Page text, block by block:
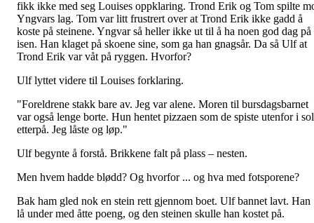
fikk ikke med seg Louises oppklaring. Trond Erik og Tom spilte
Yngvars lag. Tom var litt frustrert over at Trond Erik ikke gadd å
koste på steinene. Yngvar så heller ikke ut til å ha noen god dag på
isen. Han klaget på skoene sine, som ga han gnagsår. Da så Ulf at
Trond Erik var våt på ryggen. Hvorfor?
Ulf lyttet videre til Louises forklaring.
"Foreldrene stakk bare av. Jeg var alene. Moren til bursdagsbarnet
var også lenge borte. Hun hentet pizzaen som de spiste utenfor i
etterpå. Jeg låste og løp."
Ulf begynte å forstå. Brikkene falt på plass – nesten.
Men hvem hadde blødd? Og hvorfor ... og hva med fotsporene?
Bak ham gled nok en stein rett gjennom boet. Ulf bannet lavt. Han
lå under med åtte poeng, og den steinen skulle han kostet på.